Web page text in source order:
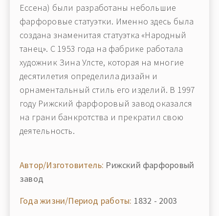
Ессена) были разработаны небольшие
фарфоровые статуэтки. Именно здесь была
создана знаменитая статуэтка «Народный
танец». С 1953 года на фабрике работала
художник Зина Улсте, которая на многие
десятилетия определила дизайн и
орнаментальный стиль его изделий. В 1997
году Рижский фарфоровый завод оказался
на грани банкротства и прекратил свою
деятельность.
Автор/Изготовитель: Рижский фарфоровый
завод
Года жизни/Период работы: 1832 - 2003